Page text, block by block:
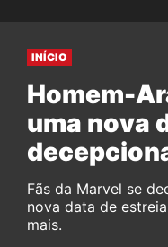
INÍCIO
Homem-
uma nova
Fãs da Marvel se
nova data de
mais.